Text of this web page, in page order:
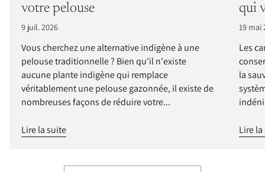
votre pelouse
9 juil. 2026
Vous cherchez une alternative indigène à une
pelouse traditionnelle ? Bien qu'il n'existe
aucune plante indigène qui remplace
véritablement une pelouse gazonnée, il existe de
nombreuses façons de réduire votre...
Lire la suite
qui
19 mai
Les
la
Lire